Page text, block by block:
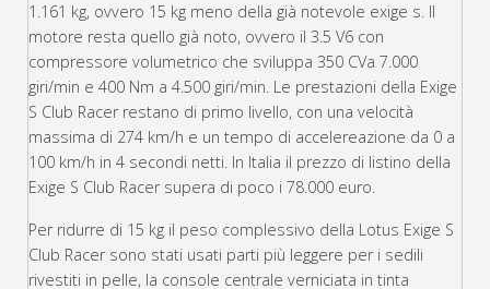
1.161 kg, ovvero 15 kg meno della già notevole exige s. Il
motore resta quello già noto, ovvero il 3.5 V6 con
compressore volumetrico che sviluppa 350 CVa 7.000
giri/min e 400 Nm a 4.500 giri/min. Le prestazioni della Exige
S Club Racer restano di primo livello, con una velocità
massima di 274 km/h e un tempo di accelereazione da 0 a
100 km/h in 4 secondi netti. In Italia il prezzo di listino della
Exige S Club Racer supera di poco i 78.000 euro.
Per ridurre di 15 kg il peso complessivo della Lotus Exige S
Club Racer sono stati usati parti più leggere per i sedili
rivestiti in pelle, la console centrale verniciata in tinta